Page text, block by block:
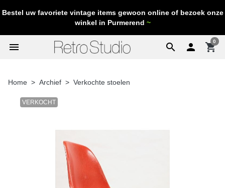
Bestel uw favoriete vintage items gewoon online of bezoek onze
winkel in Purmerend ~
search
menu  shopping_cart
0
Home Archief Verkochte stoelen
VERKOCHT